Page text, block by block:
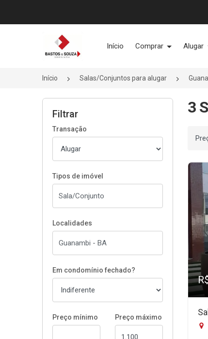
Página inicial
Início Comprar Alugar
Início Salas/Conjuntos para alugar
Filtrar
Transação
Tipos de imóvel
Localidades
Em condomínio fechado?
Preço mínimo Preço máximo
3